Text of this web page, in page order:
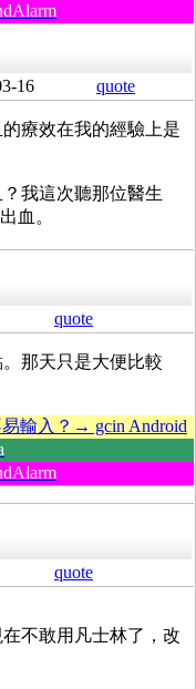
16 quote
療效在我的經驗上是
我這次聽那位醫生
血。
quote
那天只是大便比較
輸入？→ gcin Android
quote
不敢用凡士林了，改